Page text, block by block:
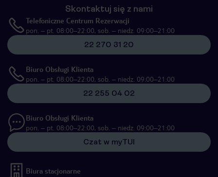
Skontaktuj się z nami
Telefoniczne Centrum Rezerwacji
pon. – pt. 08:00–22:00, sob. – niedz. 09:00–21:00
22 270 31 20
Biuro Obsługi Klienta
pon. – pt. 08:00–22:00, sob. – niedz. 09:00–21:00
22 255 04 02
Biuro Obsługi Klienta
pon. – pt. 08:00–22:00, sob. – niedz. 09:00–21:00
Czat w myTUI
Biura stacjonarne